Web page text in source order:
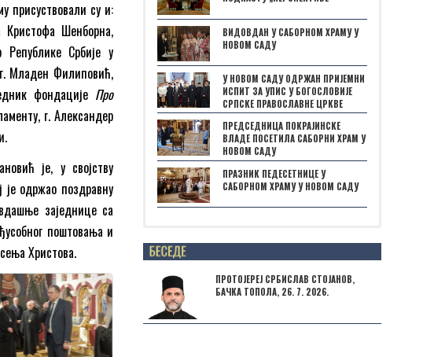
присуствовали су и:
Кристофа Шенборна,
Републике Србије у
Младен Филиповић,
фондације Про
г. Александер
је, у својству
је одржао поздравну
заједнице са
поштовања и
Христова.
ВИДОВДАН У САБОРНОМ ХРАМУ У
НОВОМ САДУ
У НОВОМ САДУ ОДРЖАН ПРИЈЕМНИ
ИСПИТ ЗА УПИС У БОГОСЛОВИЈЕ
СРПСКЕ ПРАВОСЛАВНЕ ЦРКВЕ
ПРЕДСЕДНИЦА ПОКРАЈИНСКЕ
ВЛАДЕ ПОСЕТИЛА САБОРНИ ХРАМ У
НОВОМ САДУ
ПРАЗНИК ПЕДЕСЕТНИЦЕ У
САБОРНОМ ХРАМУ У НОВОМ САДУ
Posts not found
ПРОТОЈЕРЕЈ СРБИСЛАВ СТОЈАНОВ,
БАЧКА ТОПОЛА, 26. 7. 2026.